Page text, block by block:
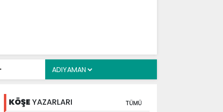
KÖŞEYAZARLARI TÜMÜ